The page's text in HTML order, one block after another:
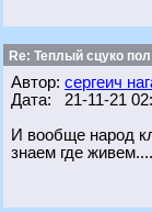
Re: Теплый сцуко пол
Автор: сергеич
Дата: 21-11-21
И вообще народ
знаем где живем....